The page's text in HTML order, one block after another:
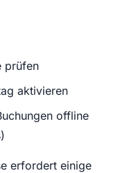
prüfen
aktivieren
offline
erfordert einige